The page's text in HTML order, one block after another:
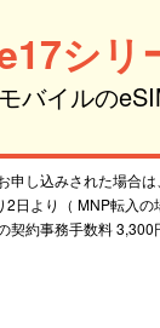
シリ
バイルの
申し込みされた場合
日より（ MNP転入
契約事務手数料